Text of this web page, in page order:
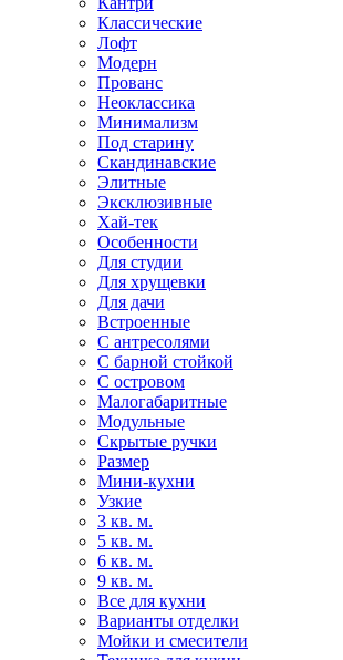
Классические
Лофт
Модерн
Прованс
Неоклассика
Минимализм
Под старину
Скандинавские
Элитные
Эксклюзивные
Хай-тек
Особенности
Для студии
Для хрущевки
Для дачи
Встроенные
С антресолями
С барной стойкой
С островом
Малогабаритные
Модульные
Скрытые ручки
Размер
Мини-кухни
Узкие
3 кв. м.
5 кв. м.
6 кв. м.
9 кв. м.
Все для кухни
Варианты отделки
Мойки и смесители